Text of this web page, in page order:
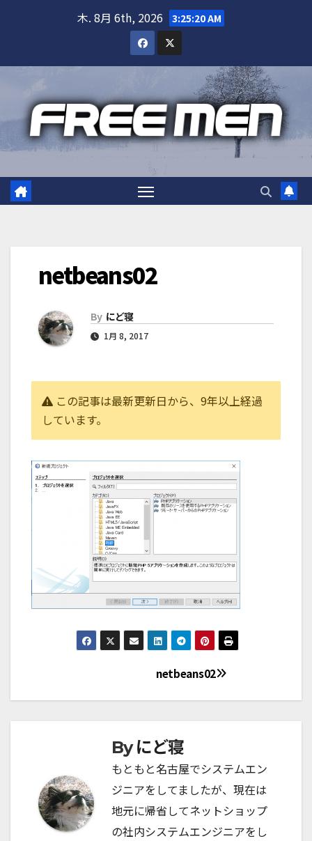
木. 8月 6th, 2026 3:25:21 AM
netbeans02
By にど寝
1月 8, 2017
この記事は最新更新日から、9年以上経過
しています。
ゲ
ー
netbeans02
Byにど寝
もともと名古屋でシステムエン
ジニアをしてましたが、現在は
地元に帰省してネットショップ
の社内システムエンジニアをし